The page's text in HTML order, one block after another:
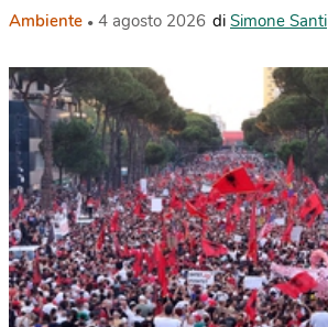
Ambiente 4 agosto 2026 di Simone Santi